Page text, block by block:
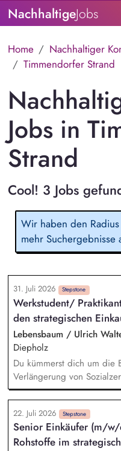
NachhaltigeJobs
Home
Nachhaltiger
Timmendorfer Strand
Jobs in
Strand
Cool! 3 Jobs
Wir haben den
mehr Suchergebnisse
31. Juli 2026 Stepstone
Werkstudent/
den strategischen
Lebensbaum / Ulrich
Diepholz
Du kümmerst dich um
Verlängerung von
verschiedene
Angebotserstellung und
Stammdatenmanagement
Vorbereitungen für Audits
Informations- und
22. Juli 2026 Stepstone
Senior Einkäufer (m/
Rohstoffe im